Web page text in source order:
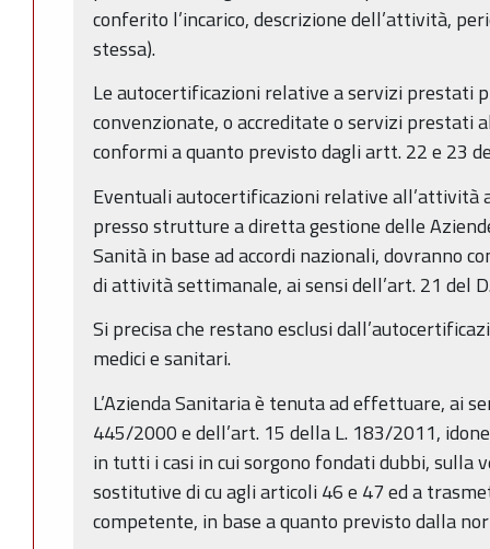
conferito l’incarico, descrizione dell’attività,
stessa).
Le autocertificazioni relative a servizi prestati
convenzionate, o accreditate o servizi prestati
conformi a quanto previsto dagli artt. 22 e 23
Eventuali autocertificazioni relative
presso strutture a diretta gestione delle
Sanità in base ad accordi nazionali, dovranno
di attività settimanale, ai sensi dell’art. 21 del
Si precisa che restano esclusi
medici e sanitari.
L’Azienda Sanitaria è tenuta ad effettuare, ai
445/2000 e dell’art. 15 della L. 183/2011,
in tutti i casi in cui sorgono fondati dubbi, sulla
sostitutive di cu agli articoli 46 e 47 ed a
competente, in base a quanto previsto dalla